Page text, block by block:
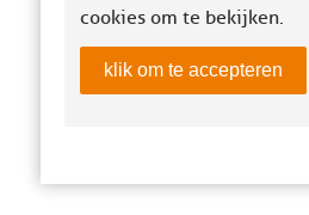
cookies om te bekijken.
klik om te accepteren